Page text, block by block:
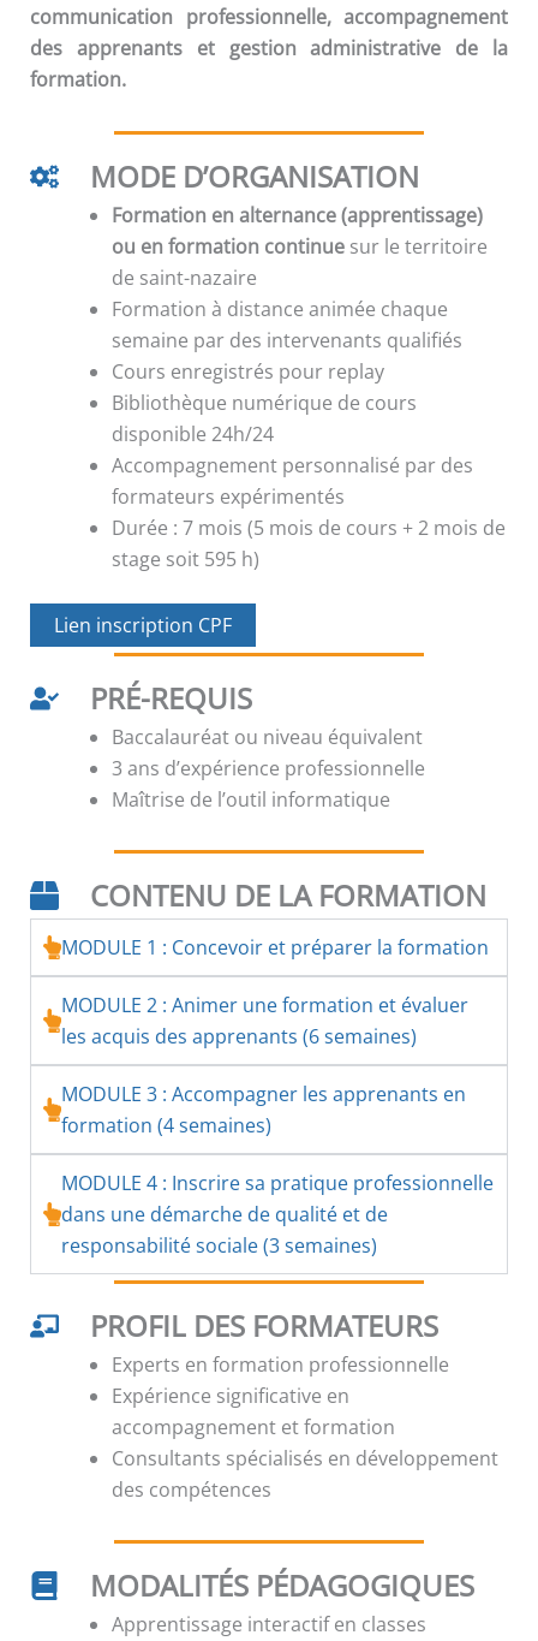
communication professionnelle, accompagnement
des apprenants et gestion administrative de la
formation.
MODE D’ORGANISATION
Formation en alternance (apprentissage)
ou en formation continue sur le territoire
de saint-nazaire
Formation à distance animée chaque
semaine par des intervenants qualifiés
Cours enregistrés pour replay
Bibliothèque numérique de cours
disponible 24h/24
Accompagnement personnalisé par des
formateurs expérimentés
Durée : 7 mois (5 mois de cours + 2 mois de
stage soit 595 h)
Lien inscription CPF
PRÉ-REQUIS
Baccalauréat ou niveau équivalent
3 ans d’expérience professionnelle
Maîtrise de l’outil informatique
CONTENU DE LA FORMATION
MODULE 1 : Concevoir et préparer la formation
MODULE 2 : Animer une formation et évaluer
les acquis des apprenants (6 semaines)
MODULE 3 : Accompagner les apprenants en
formation (4 semaines)
MODULE 4 : Inscrire sa pratique professionnelle
dans une démarche de qualité et de
responsabilité sociale (3 semaines)
PROFIL DES FORMATEURS
Experts en formation professionnelle
Expérience significative en
accompagnement et formation
Consultants spécialisés en développement
des compétences
MODALITÉS PÉDAGOGIQUES
Apprentissage interactif en classes